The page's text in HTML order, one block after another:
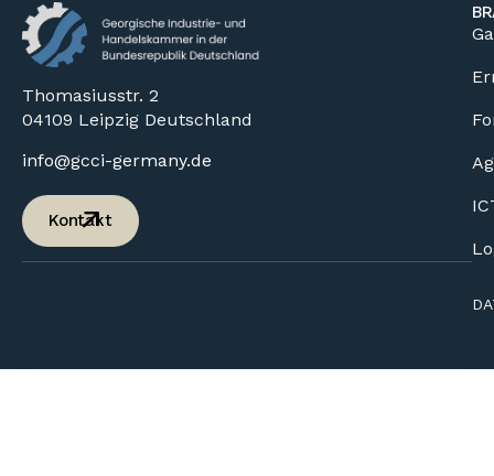
Thomasiusstr. 2
04109 Leipzig Deutschland
info@gcci-germany.de
Kontakt